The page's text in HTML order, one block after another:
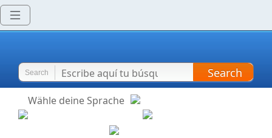
Search Search
Wähle deine Sprache